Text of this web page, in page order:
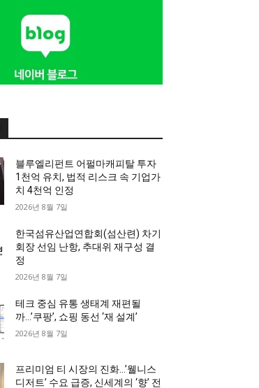
블루엘리펀트 어펄마캐피탈 투자
1천억 유치, 법적 리스크 속 기업가
치 4천억 인정
2026년 8월 7일
한국섬유산업연합회(섬산련) 차기
회장 선임 난항, 추대위 재구성 결
정
2026년 8월 7일
테크 중심 유통 생태계 재편될
까…’쿠팡’, 쇼핑 동선 ‘재 설계’
2026년 8월 7일
프리미엄 티 시장의 진화…’웰니스
디저트’ 수요 급증, 신세계의 ‘향’ 전